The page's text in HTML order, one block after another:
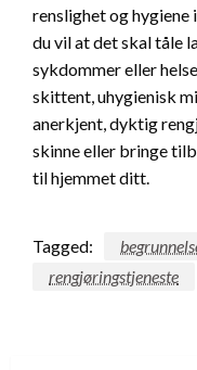
renslighet og hygiene
du vil at det skal tåle
sykdommer eller
skittent, uhygienisk
anerkjent, dyktig
skinne eller bringe
til hjemmet ditt.
Tagged:
rengjøringstjeneste